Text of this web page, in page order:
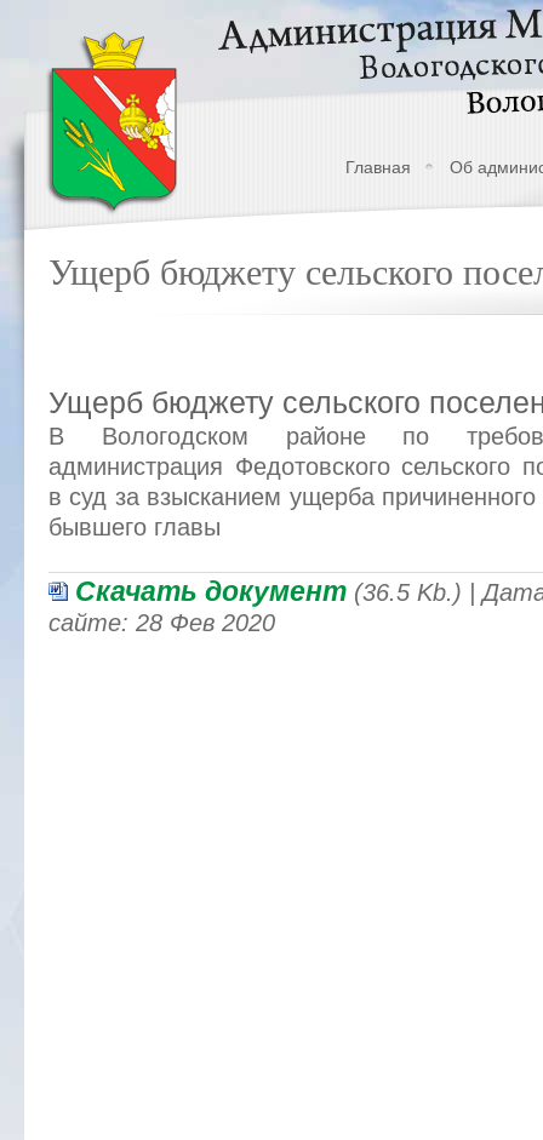
Главная Об
Ущерб бюджету сельского
Ущерб бюджету сельского
В Вологодском районе по
администрация Федотовского сельского
в суд за взысканием ущерба
бывшего главы
Скачать документ (36.5 Kb.) |
сайте: 28 Фев 2020